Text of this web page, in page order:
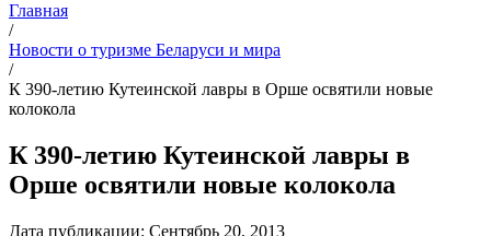
Главная
/
Новости о туризме Беларуси и мира
/
К 390-летию Кутеинской лавры в Орше освятили новые
колокола
К 390-летию Кутеинской лавры в
Орше освятили новые колокола
Дата публикации: Сентябрь 20, 2013